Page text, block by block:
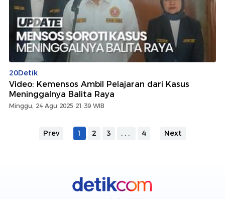
20Detik
Video: Kemensos Ambil Pelajaran dari Kasus
Meninggalnya Balita Raya
Minggu, 24 Agu 2025 21:39 WIB
Prev 1 2 3 ... 4 Next